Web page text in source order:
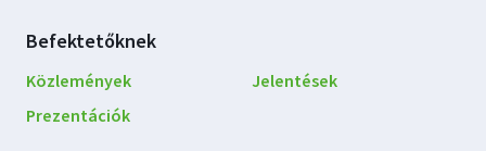
Befektetőknek
Közlemények
Jelentések
Prezentációk